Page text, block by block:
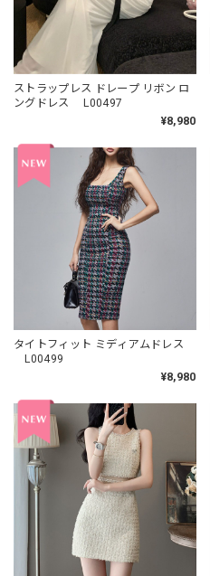
ストラップレス ドレープ リボン ロ
ングドレス L00497
¥8,980
タイトフィット ミディアムドレス
L00499
¥8,980